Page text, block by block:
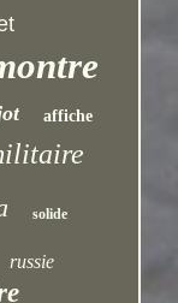
affiche
solide
russie